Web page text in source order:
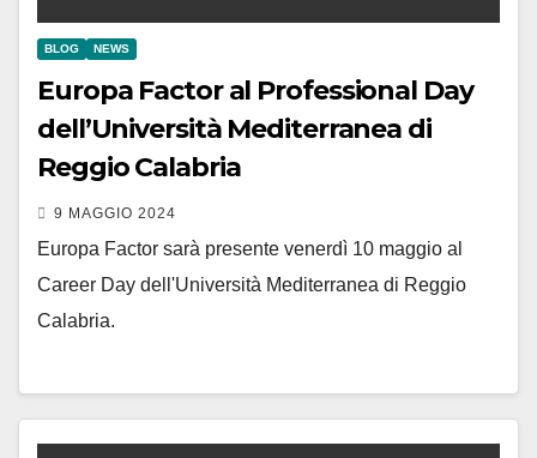
BLOG NEWS
Europa Factor al Professional Day
dell’Università Mediterranea di
Reggio Calabria
9 MAGGIO 2024
Europa Factor sarà presente venerdì 10 maggio al
Career Day dell'Università Mediterranea di Reggio
Calabria.